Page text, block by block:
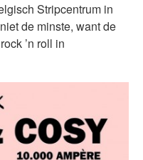
Stripcentrum in
de minste, want de
’n roll in